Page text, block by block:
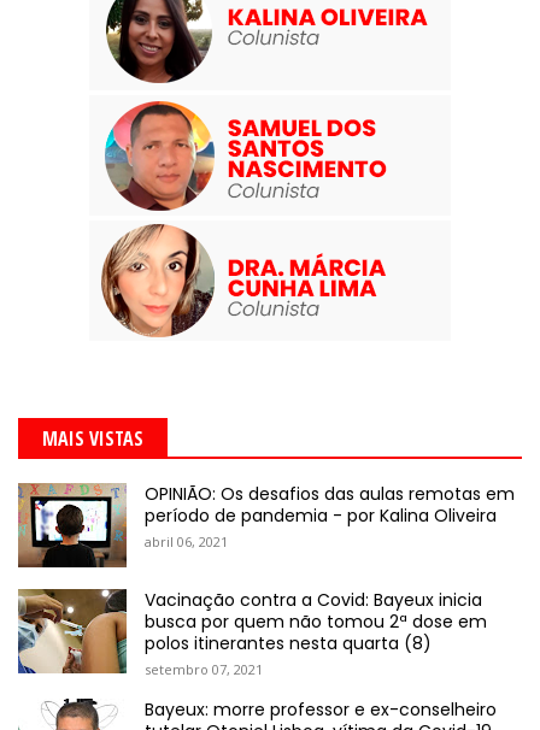
MAIS VISTAS
OPINIÃO: Os desafios das aulas remotas em
período de pandemia - por Kalina Oliveira
abril 06, 2021
Vacinação contra a Covid: Bayeux inicia
busca por quem não tomou 2ª dose em
polos itinerantes nesta quarta (8)
setembro 07, 2021
Bayeux: morre professor e ex-conselheiro